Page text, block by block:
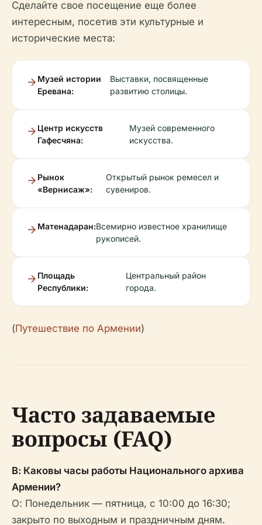
Сделайте свое посещение еще более
интересным, посетив эти культурные и
исторические места:
Музей истории
Еревана:
Выставки, посвященные
развитию столицы.
Центр искусств
Гафесчяна:
Музей современного
искусства.
Рынок
«Вернисаж»:
Открытый рынок ремесел и
сувениров.
Матенадаран:Всемирно известное хранилище
рукописей.
Площадь
Республики:
Центральный район
города.
(Путешествие по Армении)
Часто задаваемые
вопросы (FAQ)
В: Каковы часы работы Национального архива
Армении?
О: Понедельник — пятница, с 10:00 до 16:30;
закрыто по выходным и праздничным дням.